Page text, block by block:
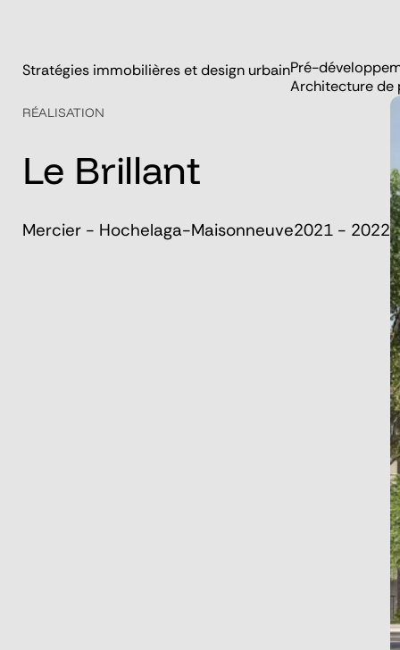
Stratégies immobilières et design urbainPré-
Architecture de
RÉALISATION
Le Brillant
Mercier - Hochelaga-Maisonneuve2021 - 2022